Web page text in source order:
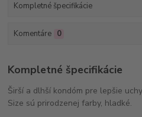
Kompletné špecifikácie
Komentáre 0
Kompletné špecifikácie
Širší a dlhší kondóm pre lepšie
Size sú prirodzenej farby, hladké.